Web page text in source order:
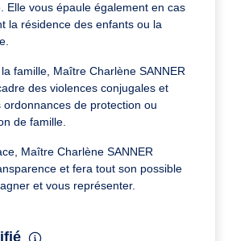
Elle vous épaule également en cas
la résidence des enfants ou la
famille, Maître Charlène SANNER
des violences conjugales et
ordonnances de protection ou
de famille.
Maître Charlène SANNER
et fera tout son possible
et vous représenter.